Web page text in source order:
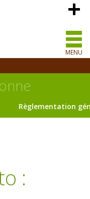
MENU
Règlementation
: